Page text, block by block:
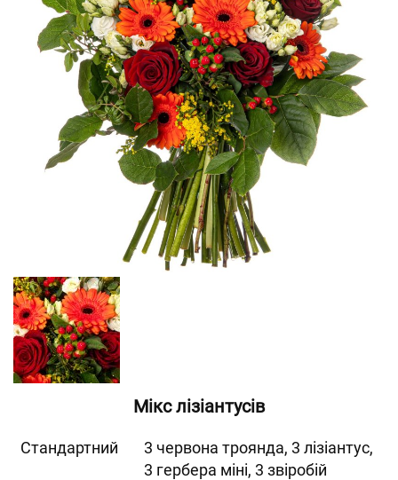
Мікс лізіантусів
Cтандартний
3 червона троянда, 3 лізіантус,
3 гербера міні, 3 звіробій